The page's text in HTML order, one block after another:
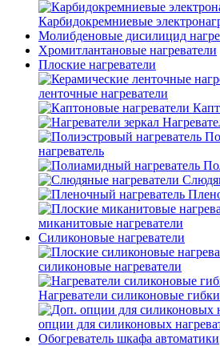
Карбидокремниевые
Молибденовые дисилицид
Хромитлантановые нагреватели
Плоские нагреватели
ленточные нагреватели
нагреватель
миканитовые нагреватели
Силиконовые нагреватели
силиконовые нагреватели
Нагреватели силиконовые
опции для силиконовых
Обогреватель шкафа автоматики